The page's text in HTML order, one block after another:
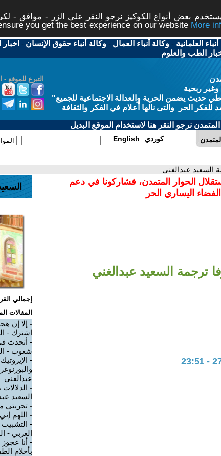
بعض أنواع الكوكيز نرجو النقر على الزر - موافق -
you get the best experience on our website
العلمانية -وكالة أنباء العمال -وكالة أنباء حقوق الإنسان -
الطب والعلوم
التبرع للموقع -
ربحية
حديث يضمن الحرية والعدالة الاجتماعية للجميع"
الحر والتى نالها أعلام في الفكر والثقافة
نرجو النقر هنا لاستخدام الموقع البديل
English كوردي
السعيد عبدالغني
الحوار المتمدن، فشاركونا في دعم
اليساري الحر
ترجمة السعيد عبدالغني
إجمالي
المقالات
- إلا إن
اشترك -
- أتحدث
شعوب -
-
عبدالغني
-
السعيد
- تجربتي
- اللهم
- التشبيب
العربي -
- أنا
بأحلام